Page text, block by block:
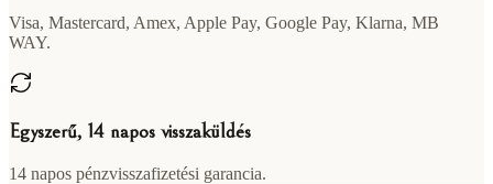
Visa, Mastercard, Amex, Apple Pay, Google Pay, Klarna, MB
WAY.
Egyszerű, 14 napos visszaküldés
14 napos pénzvisszafizetési garancia.